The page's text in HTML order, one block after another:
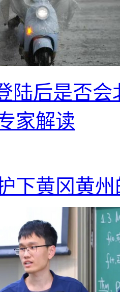
陆后是否
家解读
下黄冈黄